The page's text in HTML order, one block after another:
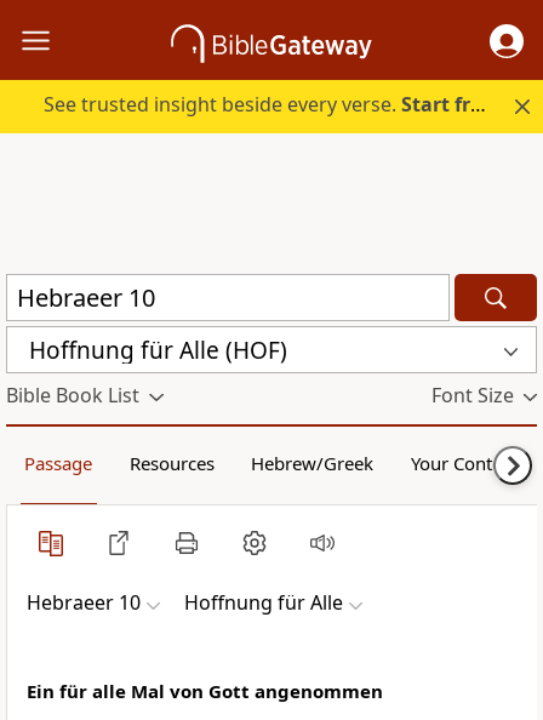
See trusted insight beside every verse.Start free.
Hoffnung für Alle (HOF)
Bible Book List Font Size
Passage Resources Hebrew/Greek Your Content
Hebraeer 10 Hoffnung für Alle
Ein für alle Mal von Gott angenommen